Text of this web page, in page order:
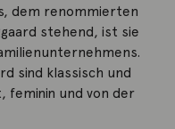
dem renommierten
stehend, ist sie
sind klassisch und
feminin und von der